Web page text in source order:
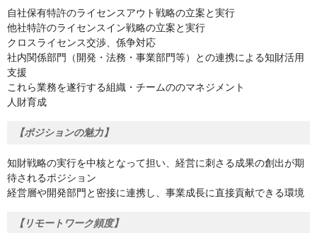
自社保有特許のライセンスアウト戦略の立案と実行
他社特許のライセンスイン戦略の立案と実行
クロスライセンス交渉、係争対応
社内関係部門（開発・法務・事業部門等）との連携による知財活用
支援
これら業務を遂行する組織・チームののマネジメント
人財育成
【ポジションの魅力】
知財戦略の実行を中核となって担い、経営に刺さる成果の創出が期
待されるポジション
経営層や開発部門と密接に連携し、事業成長に直接貢献できる環境
【リモートワーク頻度】